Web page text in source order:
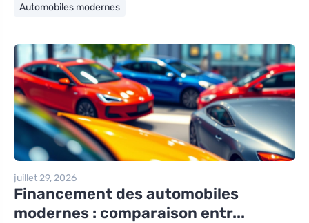
Automobiles modernes
juillet 29, 2026
Financement des automobiles
modernes : comparaison entr...